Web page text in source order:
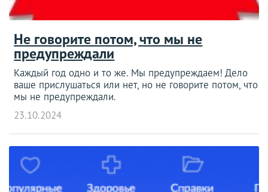
Не говорите потом, что мы не
предупреждали
Каждый год одно и то же. Мы предупреждаем! Дело
ваше прислушаться или нет, но не говорите потом, что
мы не предупреждали.
23.10.2024